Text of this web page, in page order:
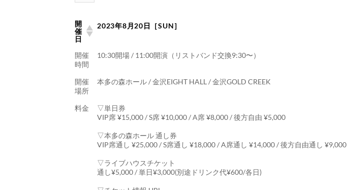
開
催
日
2023年8月20日［SUN］
開催
時間
10:30開場 / 11:00開演（リストバンド交換9:30〜）
開催
場所
本多の森ホール / 金沢EIGHT HALL / 金沢GOLD CREEK
料金
▽単日券
VIP席 ¥15,000 / S席 ¥10,000 / A席 ¥8,000 / 後方自由 ¥5,000
▽本多の森ホール 通し券
VIP席通し ¥25,000 / S席通し ¥18,000 / A席通し ¥14,000 / 後方自由通し ¥9,000
▽ライブハウスチケット
通し¥5,000 / 単日¥3,000(別途ドリンク代¥600/各日)